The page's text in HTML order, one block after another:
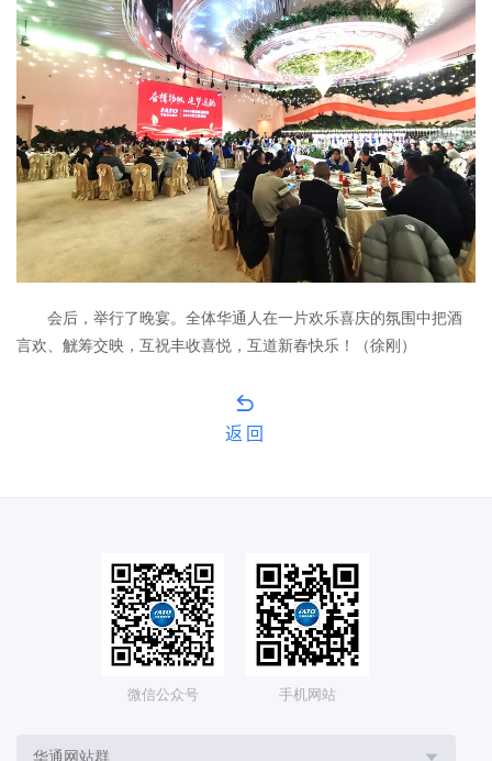
会后，举行了晚宴。全体华通人在一片欢乐喜庆的氛围中把酒
言欢、觥筹交映，互祝丰收喜悦，互道新春快乐！（徐刚）
返回
微信公众号 手机网站
华通网站群